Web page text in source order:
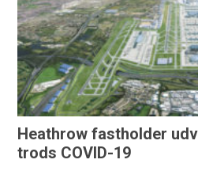
Heathrow fastholder
trods COVID-19